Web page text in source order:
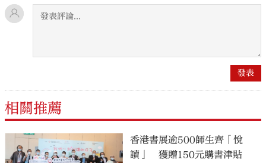
相關推薦
香港書展逾500師生齊「悅
讀」 獲贈150元購書津貼